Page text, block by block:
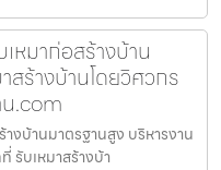
หมาก่อสร้างบ้าน
สร้างบ้านโดยวิศวกร
.com
งบ้านมาตรฐานสูง บริหารงาน
รับเหมาสร้างบ้า